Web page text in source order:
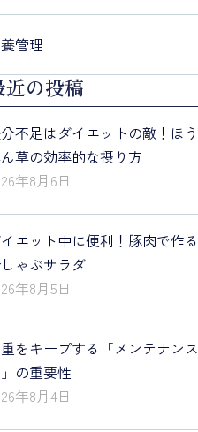
管理
近の投稿
不足はダイエットの敵！ほう
草の効率的な摂り方
年8月6日
エット中に便利！豚肉で作る
ゃぶサラダ
年8月5日
をキープする「メンテナンス
の重要性
年8月4日